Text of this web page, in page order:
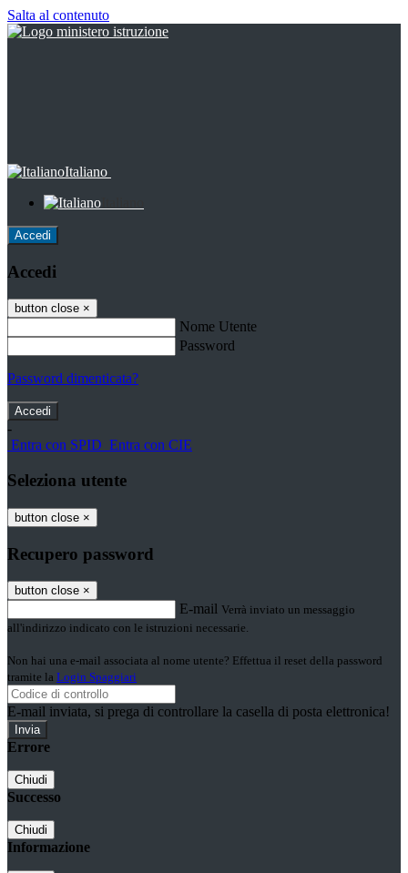
Salta al contenuto
Italiano
Accedi
Accedi
button close ×
Nome Utente
Password
Password dimenticata?
-
Entra con SPID Entra con CIE
Seleziona utente
button close ×
Recupero password
button close ×
E-mail Verrà inviato un messaggio
all'indirizzo indicato con le istruzioni necessarie.
Non hai una e-mail associata al nome utente? Effettua il reset della password
tramite la Login Spaggiari
E-mail inviata, si prega di controllare la casella di posta elettronica!
Errore
Chiudi
Successo
Chiudi
Informazione